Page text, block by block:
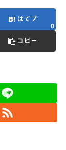
はてブ
0
コピー